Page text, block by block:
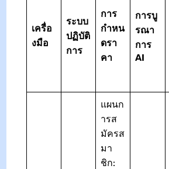
เครื่อ
งมือ
ระบบ
ปฏิบัติ
การ
การ
กำหน
ดรา
คา
การบู
รณา
การ
AI
แผนก
ารส
มัครส
มา
ชิก: